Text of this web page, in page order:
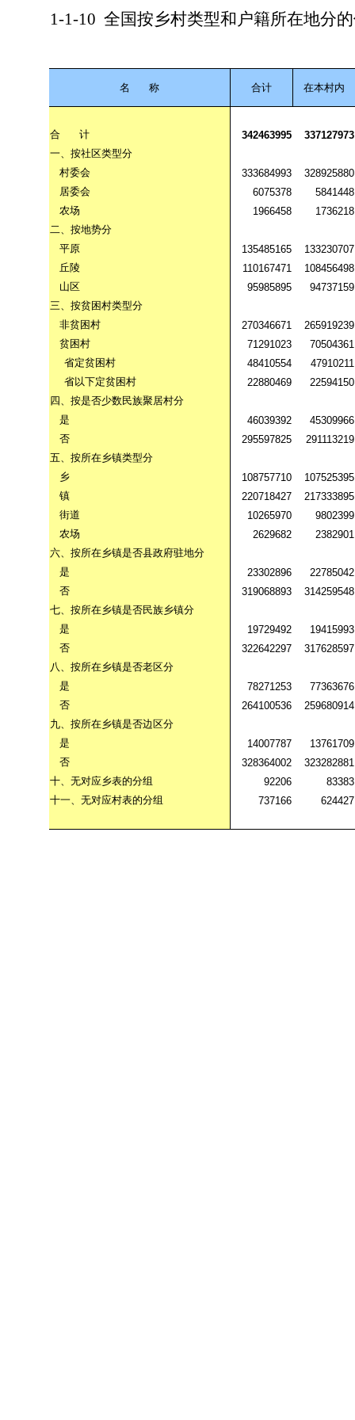
1-1-10 全国按乡村类型和户籍所在地分
名 称 合计 在本村内
合 计 342463995
337127973
一、按社区类型分
村委会
333684993
328925880
居委会
6075378
5841448
农场
1966458
1736218
二、按地势分
平原
135485165
133230707
丘陵
110167471
108456498
山区
95985895
94737159
三、按贫困村类型分
非贫困村
270346671
265919239
贫困村
71291023
70504361
省定贫困村
48410554
47910211
省以下定贫困村
22880469
22594150
四、按是否少数民族聚居村分
是
46039392
45309966
否
295597825
291113219
五、按所在乡镇类型分
乡
108757710
107525395
镇
220718427
217333895
街道
10265970
9802399
农场
2629682
2382901
六、按所在乡镇是否县政府驻地分
是
23302896
22785042
否
319068893
314259548
七、按所在乡镇是否民族乡镇分
是
19729492
19415993
否
322642297
317628597
八、按所在乡镇是否老区分
是
78271253
77363676
否
264100536
259680914
九、按所在乡镇是否边区分
是
14007787
13761709
否
328364002
323282881
十、无对应乡表的分组
92206
83383
十一、无对应村表的分组
737166 624427